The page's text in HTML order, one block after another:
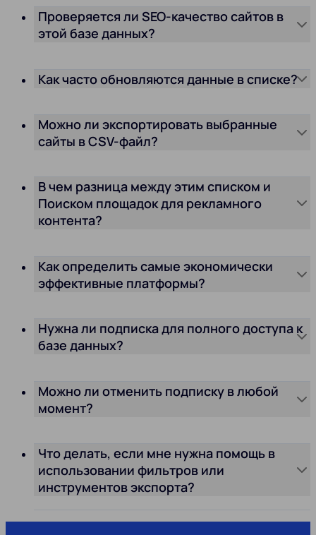
Проверяется ли SEO-качество сайтов в
этой базе данных?
Как часто обновляются данные в списке?
Можно ли экспортировать выбранные
сайты в CSV-файл?
В чем разница между этим списком и
Поиском площадок для рекламного
контента?
Как определить самые экономически
эффективные платформы?
Нужна ли подписка для полного доступа к
базе данных?
Можно ли отменить подписку в любой
момент?
Что делать, если мне нужна помощь в
использовании фильтров или
инструментов экспорта?